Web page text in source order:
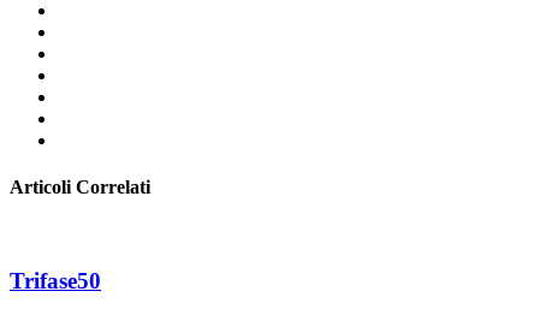
Articoli Correlati
Trifase50